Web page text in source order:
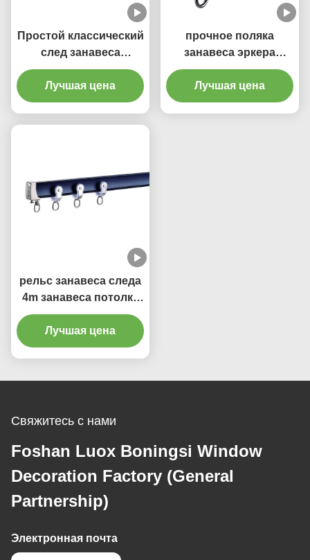
Простой классический
след занавеса
алюминиевого сплава
Bendable гибкий
Лучшая цена
прочное поляка
занавеса эркера
толщины длины 2mm
4.5m Bendable
Лучшая цена
рельс занавеса следа
4m занавеса потолка
толщины 1.8mm
гибкий Bendable
Лучшая цена
Свяжитесь с нами
Foshan Luox Boningsi Window
Decoration Factory (General
Partnership)
Электронная почта